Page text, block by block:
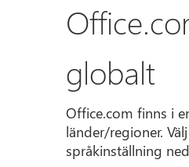
globalt
Office.com finns i
länder/regioner. Välj
språkinställning